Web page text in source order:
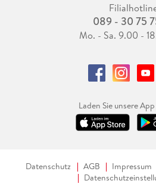
089 - 30 75
Mo. - Sa. 9.00 -
Laden Sie unsere
Datenschutz AGB Impressum